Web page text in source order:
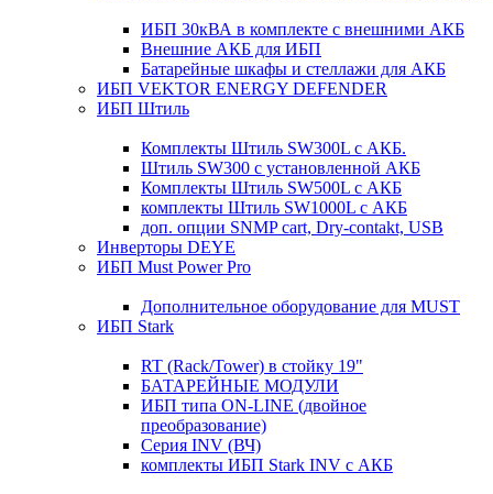
ИБП 30кВА в комплекте с внешними АКБ
Внешние АКБ для ИБП
Батарейные шкафы и стеллажи для АКБ
ИБП VEKTOR ENERGY DEFENDER
ИБП Штиль
Комплекты Штиль SW300L с АКБ.
Штиль SW300 с установленной АКБ
Комплекты Штиль SW500L с АКБ
комплекты Штиль SW1000L с АКБ
доп. опции SNMP cart, Dry-contakt, USB
Инверторы DEYE
ИБП Must Power Pro
Дополнительное оборудование для MUST
ИБП Stark
RT (Rack/Tower) в стойку 19"
БАТАРЕЙНЫЕ МОДУЛИ
ИБП типа ON-LINE (двойное
преобразование)
Серия INV (ВЧ)
комплекты ИБП Stark INV с АКБ